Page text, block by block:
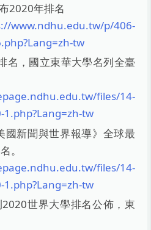
2020年排名
www.ndhu.edu.tw/p/406-
tw
名，國立東華大學名列全臺
files/14-
tw
國新聞與世界報導》全球最
。
files/14-
tw
世界大學排名公佈，東